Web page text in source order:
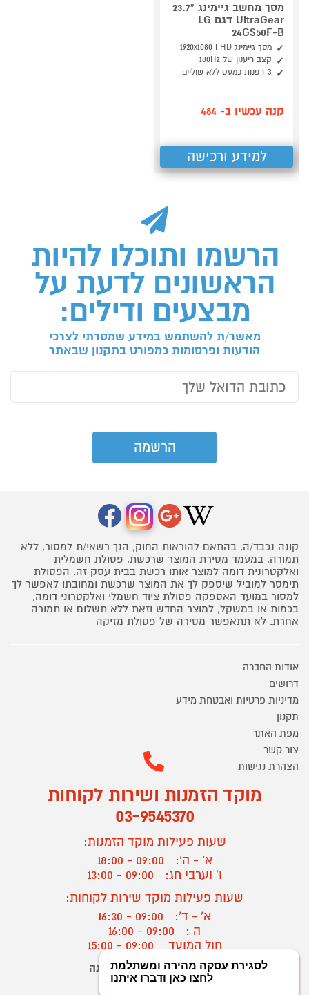
מסך מחשב גיימינג "23.7
UltraGear דגם LG
24GS50F-B
מסך גיימינג FHD ‏‏1920x1080
קצב ריענון של 180Hz
3 דפנות כמעט ללא שוליים
קנה עכשיו ב- 484
למידע ורכישה
הרשמו ותוכלו להיות
הראשונים לדעת על
מבצעים ודילים:
מאשר/ת להשתמש במידע שמסרתי לצרכי
הודעות ופרסומות כמפורט בתקנון שבאתר
קונה נכבד/ה, בהתאם להוראות החוק, הנך רשאי/ת למסור, ללא
תמורה, במעמד מסירת המוצר שרכשת, פסולת חשמלית
ואלקטרונית דומה למוצר אותו רכשת בבית עסק זה. הפסולת
תימסר למוביל שיספק לך את המוצר שרכשת ומחובתו לאפשר לך
למסור במועד האספקה פסולת ציוד חשמלי ואלקטרוני דומה,
בכמות או במשקל, למוצר החדש וזאת ללא תשלום או תמורה
אחרת. לא תתאפשר מסירה של פסולת מזיקה
אודות החברה
דרושים
מדיניות פרטיות ואבטחת מידע
תקנון
מפת האתר
צור קשר
הצהרת נגישות
מוקד הזמנות ושירות לקוחות
03-9545370
שעות פעילות מוקד הזמנות:
א' - ה':
09:00 - 18:00
ו' וערבי חג:
09:00 - 13:00
שעות פעילות מוקד שירות לקוחות:
א' - ד':
09:00 - 16:30
ה :
09:00 - 16:00
חול המועד
? יצירת קשר/ביטול הזמנה